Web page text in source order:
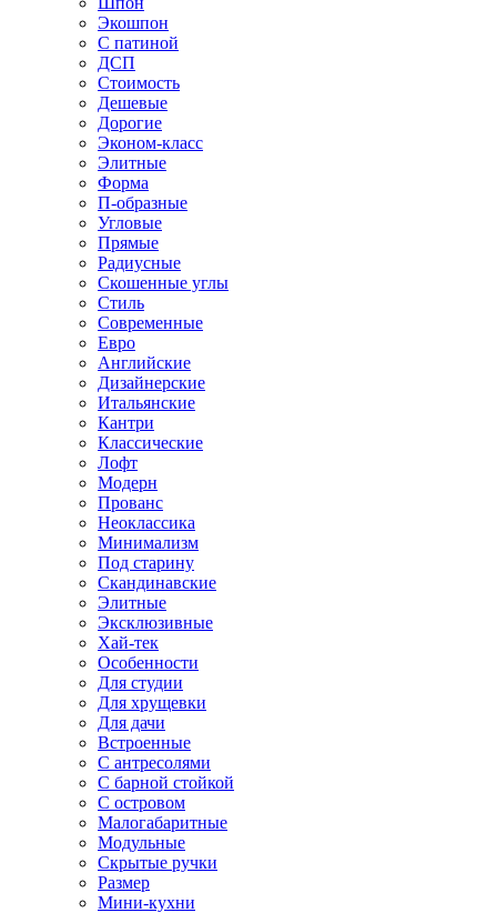
Экошпон
С патиной
ДСП
Стоимость
Дешевые
Дорогие
Эконом-класс
Элитные
Форма
П-образные
Угловые
Прямые
Радиусные
Скошенные углы
Стиль
Современные
Евро
Английские
Дизайнерские
Итальянские
Кантри
Классические
Лофт
Модерн
Прованс
Неоклассика
Минимализм
Под старину
Скандинавские
Элитные
Эксклюзивные
Хай-тек
Особенности
Для студии
Для хрущевки
Для дачи
Встроенные
С антресолями
С барной стойкой
С островом
Малогабаритные
Модульные
Скрытые ручки
Размер
Мини-кухни